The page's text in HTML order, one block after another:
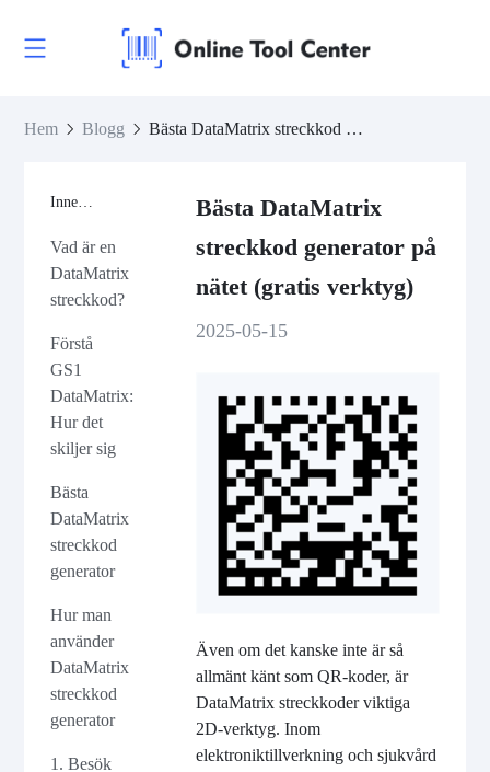
Hem Blogg Bästa DataMatrix streckkod generator på nätet (gratis verktyg)
Innehåll
Vad är en
DataMatrix
streckkod?
Förstå
GS1
DataMatrix:
Hur det
skiljer sig
Bästa
DataMatrix
streckkod
generator
Hur man
använder
DataMatrix
streckkod
generator
1. Besök
Bästa DataMatrix
streckkod generator på
nätet (gratis verktyg)
2025-05-15
Även om det kanske inte är så
allmänt känt som QR-koder, är
DataMatrix streckkoder viktiga
2D-verktyg. Inom
elektroniktillverkning och sjukvård